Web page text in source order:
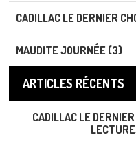
CADILLAC LE DERNIER
MAUDITE JOURNÉE (3)
ARTICLES RÉCENTS
CADILLAC LE